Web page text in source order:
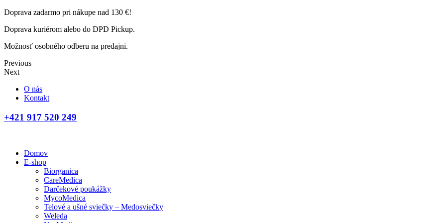
Doprava zadarmo pri nákupe nad 130 €!
Doprava kuriérom alebo do DPD Pickup.
Možnosť osobného odberu na predajni.
Previous
Next
O nás
Kontakt
+421 917 520 249
Domov
E-shop
Biorganica
CareMedica
Darčekové poukážky
MycoMedica
Telové a ušné sviečky – Medosviečky
Weleda